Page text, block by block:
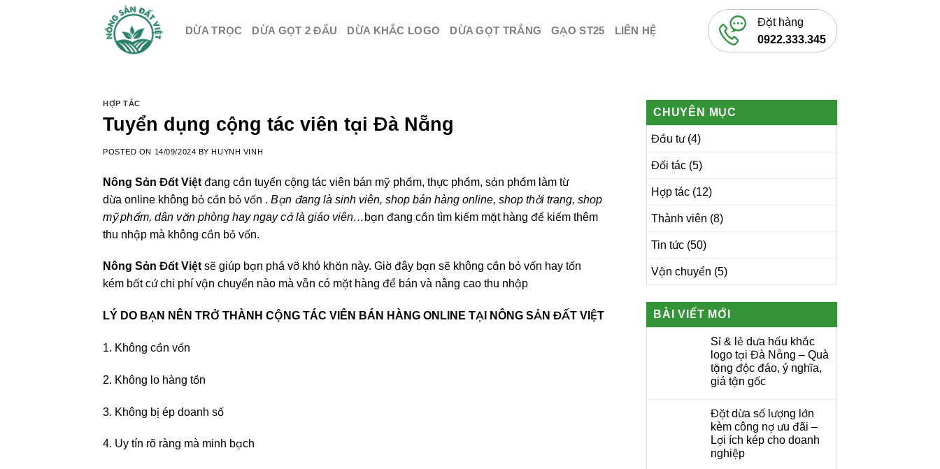
DỪA TRỌC DỪA GỌT 2 ĐẦU DỪA KHẮC LOGO DỪA GỌT TRẮNG GẠO ST25 LIÊN HỆ
Đặt hàng
0922.333.345
HỢP TÁC
Tuyển dụng cộng tác viên tại Đà Nẵng
POSTED ON 14/09/2024 BYHUYNH VINH
Nông Sản Đất Việt đang cần tuyển cộng tác viên bán mỹ phẩm, thực phẩm, sản phẩm làm từ
dừa online không bỏ cần bỏ vốn . Bạn đang là sinh viên, shop bán hàng online, shop thời trang, shop
mỹ phẩm, dân văn phòng hay ngay cả là giáo viên… bạn đang cần tìm kiếm mặt hàng để kiếm thêm
thu nhập mà không cần bỏ vốn.
Nông Sản Đất Việt sẽ giúp bạn phá vỡ khó khăn này. Giờ đây bạn sẽ không cần bỏ vốn hay tốn
kém bất cứ chi phí vận chuyển nào mà vẫn có mặt hàng để bán và nâng cao thu nhập
LÝ DO BẠN NÊN TRỞ THÀNH CỘNG TÁC VIÊN BÁN HÀNG ONLINE TẠI NÔNG SẢN ĐẤT VIỆT
1. Không cần vốn
2. Không lo hàng tồn
3. Không bị ép doanh số
4. Uy tín rõ ràng mà minh bạch
CHUYÊN MỤC
Đầu tư(4)
Đối tác (5)
Hợp tác (12)
Thành viên (8)
Tin tức (50)
Vận chuyển (5)
BÀI VIẾT MỚI
Sỉ & lẻ dưa hấu khắc
logo tại Đà Nẵng – Quà
tặng độc đáo, ý nghĩa,
giá tận gốc
Đặt dừa số lượng lớn
kèm công nợ ưu đãi –
Lợi ích kép cho doanh
nghiệp